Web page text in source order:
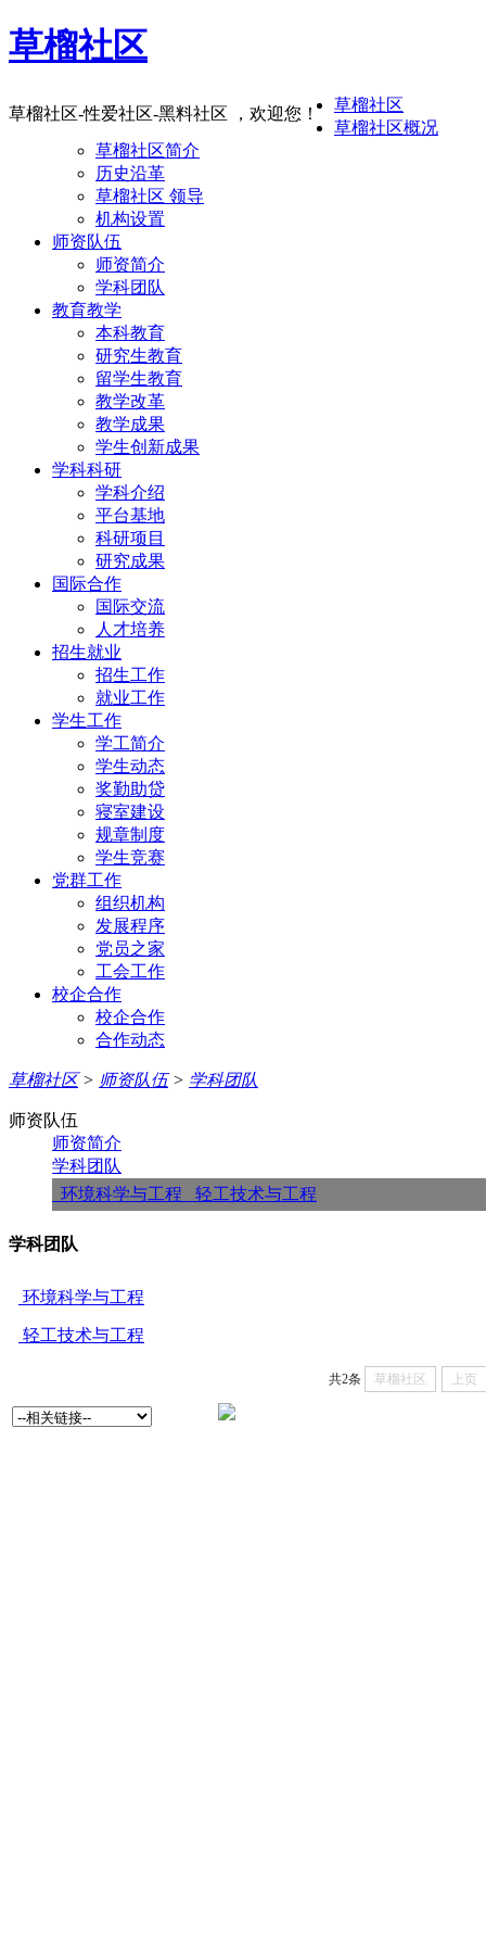
草榴社区
草榴社区-性爱社区-黑料社区 ，欢迎您！
草榴社区
草榴社区概况
草榴社区简介
历史沿革
草榴社区 领导
机构设置
师资队伍
师资简介
学科团队
教育教学
本科教育
研究生教育
留学生教育
教学改革
教学成果
学生创新成果
学科科研
学科介绍
平台基地
科研项目
研究成果
国际合作
国际交流
人才培养
招生就业
招生工作
就业工作
学生工作
学工简介
学生动态
奖勤助贷
寝室建设
规章制度
学生竞赛
党群工作
组织机构
发展程序
党员之家
工会工作
校企合作
校企合作
合作动态
草榴社区> 师资队伍> 学科团队
师资队伍
师资简介
学科团队
环境科学与工程
轻工技术与工程
学科团队
环境科学与工程
轻工技术与工程
共2条 草榴社区 上页